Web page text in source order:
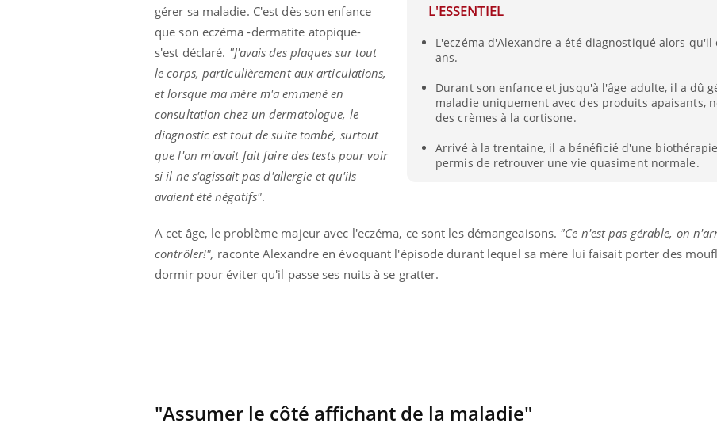
L'ESSENTIEL
L'eczéma d'Alexandre a été diagnostiqué alors qu'il
ans.
Durant son enfance et jusqu'à l'âge adulte, il a dû
maladie uniquement avec des produits apaisants,
des crèmes à la cortisone.
Arrivé à la trentaine, il a bénéficié d'une
permis de retrouver une vie quasiment normale.
gérer sa maladie. C'est dès son enfance
que son eczéma -dermatite atopique-
s'est déclaré. "J'avais des plaques sur tout
le corps, particulièrement aux articulations,
et lorsque ma mère m'a emmené en
consultation chez un dermatologue, le
diagnostic est tout de suite tombé, surtout
que l'on m'avait fait faire des tests pour voir
si il ne s'agissait pas d'allergie et qu'ils
avaient été négatifs".
A cet âge, le problème majeur avec l'eczéma, ce sont les démangeaisons. "Ce n'est pas gérable, on
contrôler!", raconte Alexandre en évoquant l'épisode durant lequel sa mère lui faisait porter des
dormir pour éviter qu'il passe ses nuits à se gratter.
"Assumer le côté affichant de la maladie"
Chikungunya, dengue,
t-il dans le sud de la
France ?
Les médicaments GLP-1
protègent-ils aussi les os
Cytomégalovirus : ce qui
change dans la prise en
charge des femmes
enceintes
de dormir la nuit ?
VIH : la fin du comprimé
tous les jours se profile-t-
elle enfin ?
Pourquoi votre ventre
Le